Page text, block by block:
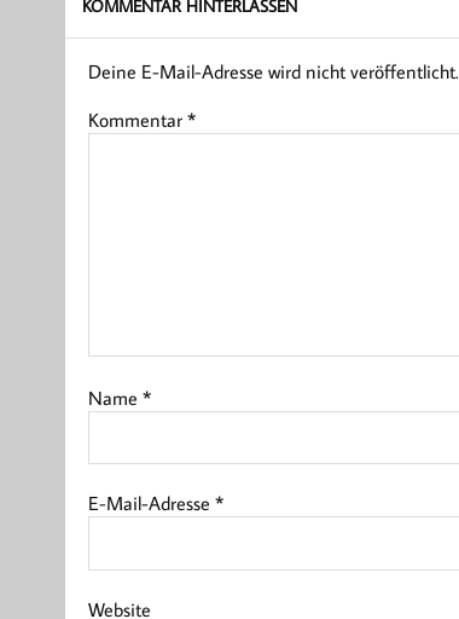
KOMMENTAR HINTERLASSEN
Deine E-Mail-Adresse wird nicht veröffentlicht.
Kommentar *
Name *
E-Mail-Adresse *
Website